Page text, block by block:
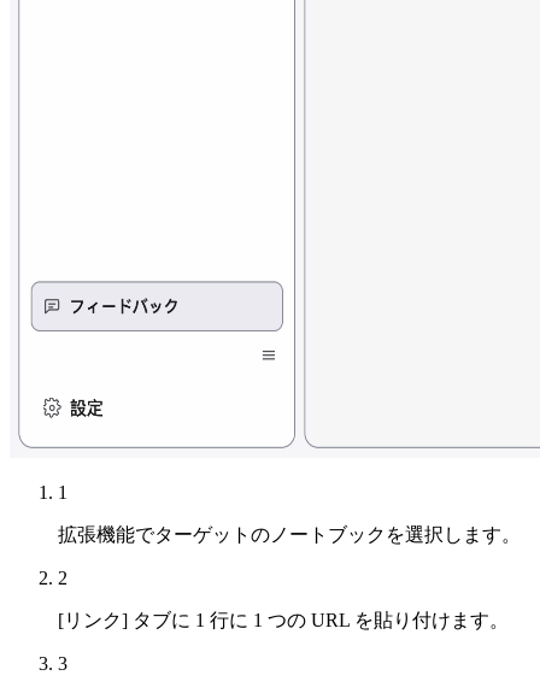
1
拡張機能でターゲットのノートブックを選択します。
2
[リンク] タブに 1 行に 1 つの URL を貼り付けます。
3